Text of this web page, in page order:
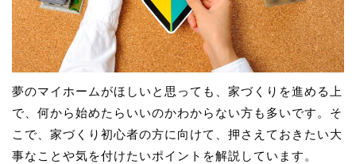
夢のマイホームがほしいと思っても、家づくりを進める上
で、何から始めたらいいのかわからない方も多いです。そ
こで、家づくり初心者の方に向けて、押さえておきたい大
事なことや気を付けたいポイントを解説しています。